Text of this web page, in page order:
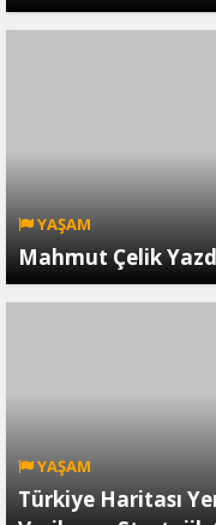
YAŞAM
Mahmut Çelik
YAŞAM
Türkiye Haritası